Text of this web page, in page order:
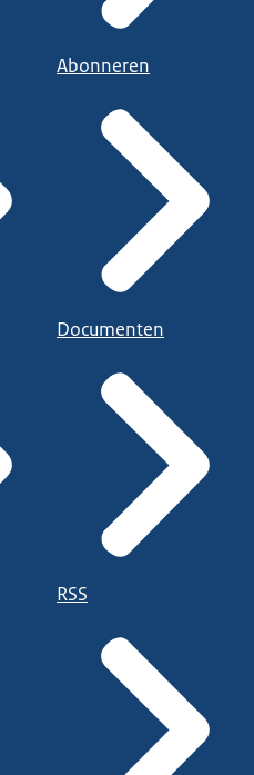
Abonneren
Documenten
RSS